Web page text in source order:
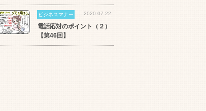
ビジネスマナー 2020.07.22
電話応対のポイント（２）
【第46回】